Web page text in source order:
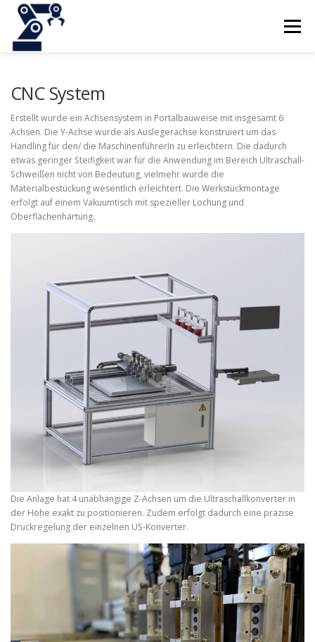
Inhalt
springen
Menü
BILDER KONTAKT
CNC System
Erstellt wurde ein Achsensystem in Portalbauweise mit insgesamt 6
Achsen. Die Y-Achse wurde als Auslegerachse konstruiert um das
Handling für den/ die MaschinenführerIn zu erleichtern. Die dadurch
etwas geringer Steifigkeit war für die Anwendung im Bereich Ultraschall-
Schweißen nicht von Bedeutung, vielmehr wurde die
Materialbestückung wesentlich erleichtert. Die Werkstückmontage
erfolgt auf einem Vakuumtisch mit spezieller Lochung und
Oberflächenhärtung.
Die Anlage hat 4 unabhängige Z-Achsen um die Ultraschallkonverter in
der Höhe exakt zu positionieren. Zudem erfolgt dadurch eine präzise
Druckregelung der einzelnen US-Konverter.